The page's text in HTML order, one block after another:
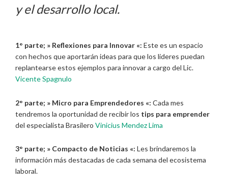
y el desarrollo local.
1° parte; » Reflexiones para Innovar «: Este es un espacio
con hechos que aportarán ideas para que los lideres puedan
replantearse estos ejemplos para innovar a cargo del Lic.
Vicente Spagnulo
2° parte; » Micro para Emprendedores «: Cada mes
tendremos la oportunidad de recibir los tips para emprender
del especialista Brasilero Vinicius Mendez Lima
3° parte; » Compacto de Noticias «: Les brindaremos la
información más destacadas de cada semana del ecosistema
laboral.